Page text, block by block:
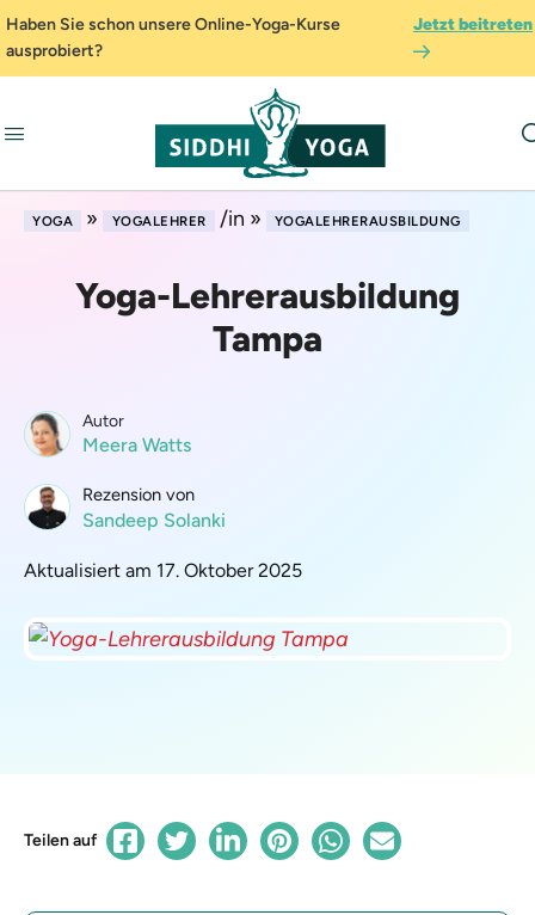
Haben Sie schon unsere Online-Yoga-Kurse
ausprobiert?
Jetzt beitreten
YOGA » YOGALEHRER /in » YOGALEHRERAUSBILDUNG
Yoga-Lehrerausbildung
Tampa
Autor
Meera Watts
Rezension von
Sandeep Solanki
Aktualisiert am 17. Oktober 2025
Teilen auf